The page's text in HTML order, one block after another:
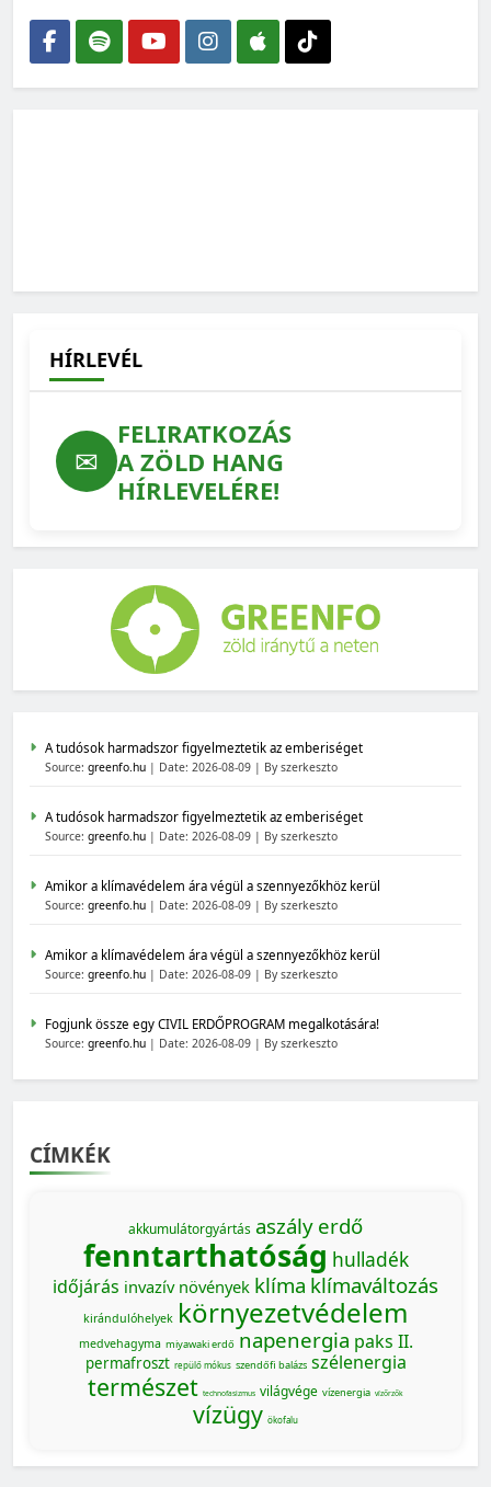
Lehet-e rendszerkritika nélkül zöldnek lenni?
2026-07-27
2026-07-15
HÍRLEVÉL
✉
FELIRATKOZÁS
A ZÖLD HANG
HÍRLEVELÉRE!
A tudósok harmadszor figyelmeztetik az emberiséget
Source: greenfo.hu Date: 2026-08-09 By szerkeszto
A tudósok harmadszor figyelmeztetik az emberiséget
Source: greenfo.hu Date: 2026-08-09 By szerkeszto
Amikor a klímavédelem ára végül a szennyezőkhöz kerül
Source: greenfo.hu Date: 2026-08-09 By szerkeszto
Amikor a klímavédelem ára végül a szennyezőkhöz kerül
Source: greenfo.hu Date: 2026-08-09 By szerkeszto
Fogjunk össze egy CIVIL ERDŐPROGRAM megalkotására!
Source: greenfo.hu Date: 2026-08-09 By szerkeszto
CÍMKÉK
akkumulátorgyártás aszály erdő
fenntarthatóság hulladék
időjárás invazív növények klíma klímaváltozás
kirándulóhelyek környezetvédelem
medvehagyma miyawaki erdő napenergia paks II.
permafroszt repülő mókus szendőfi balázs szélenergia
természet technofasizmus világvége vízenergia vízőrzők
vízügy ökofalu